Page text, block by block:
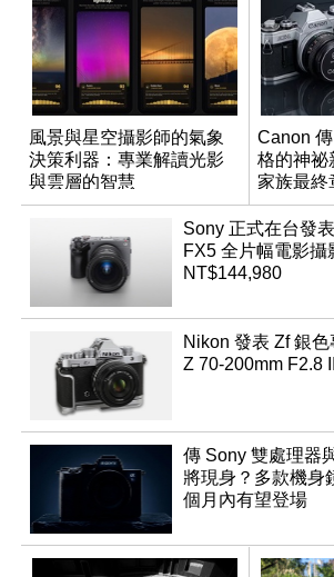
風景與星空攝影師的氣象
決策利器：專業解讀光影
與雲層的智慧
App「Atmos」登場
Canon
格的神祕
家族最終
Sony 正式在台發
FX5 全片幅電影
NT$144,980
Nikon 發表 Zf 銀
Z 70-200mm F2.8
傳 Sony 雙處理器
將現身？多款機身
個月內有望登場